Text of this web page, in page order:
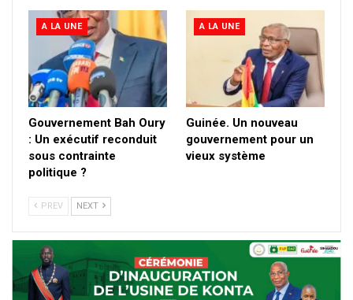
A LA UNE
Gouvernement Bah Oury
: Un exécutif reconduit
sous contrainte
politique ?
A LA UNE
Guinée. Un nouveau
gouvernement pour un
vieux système
PREV NEXT